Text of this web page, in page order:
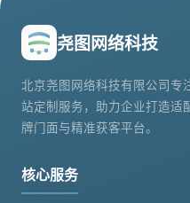
尧图网络科技
北京尧图网络科技有限公司专
站定制服务，助力企业打造适
牌门面与精准获客平台。
核心服务